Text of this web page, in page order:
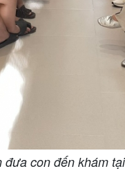
con đến khám